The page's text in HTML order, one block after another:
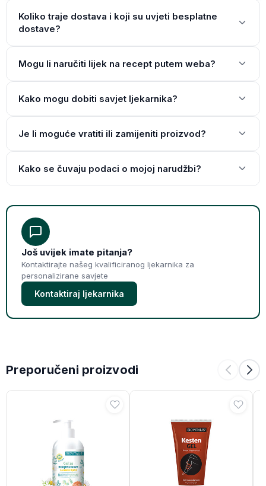
Koliko traje dostava i koji su uvjeti besplatne
dostave?
Mogu li naručiti lijek na recept putem weba?
Kako mogu dobiti savjet ljekarnika?
Je li moguće vratiti ili zamijeniti proizvod?
Kako se čuvaju podaci o mojoj narudžbi?
Još uvijek imate pitanja?
Kontaktirajte našeg kvalificiranog ljekarnika za
personalizirane savjete
Kontaktiraj ljekarnika
Preporučeni proizvodi